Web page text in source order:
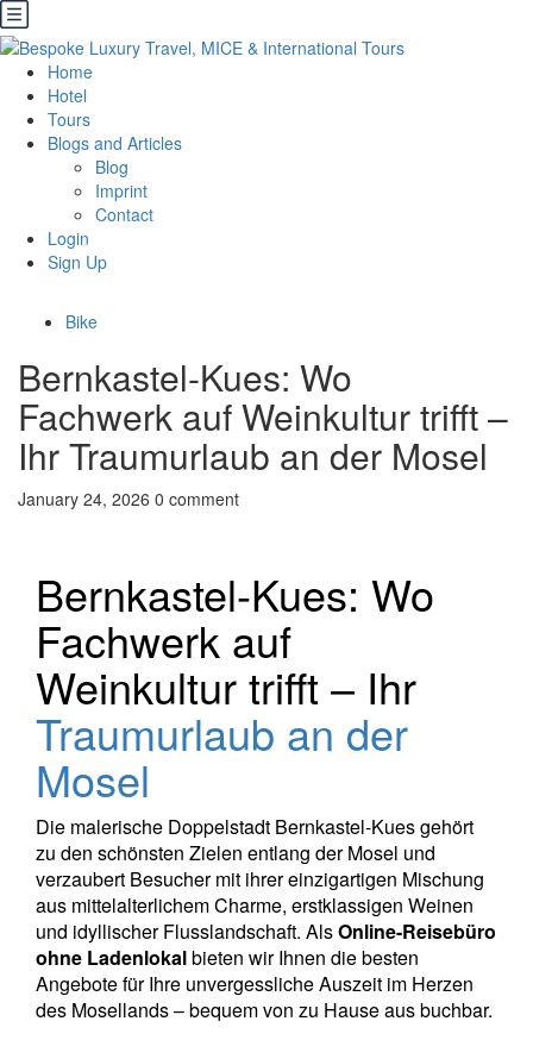
Home
Hotel
Tours
Blogs and Articles
Blog
Imprint
Contact
Login
Sign Up
Bike
Bernkastel-Kues: Wo
Fachwerk auf Weinkultur trifft –
Ihr Traumurlaub an der Mosel
January 24, 2026 0 comment
Bernkastel-Kues: Wo
Fachwerk auf
Weinkultur trifft – Ihr
Traumurlaub an der
Mosel
Die malerische Doppelstadt Bernkastel-Kues gehört
zu den schönsten Zielen entlang der Mosel und
verzaubert Besucher mit ihrer einzigartigen Mischung
aus mittelalterlichem Charme, erstklassigen Weinen
und idyllischer Flusslandschaft. AlsOnline-Reisebüro
ohne Ladenlokalbieten wir Ihnen die besten
Angebote für Ihre unvergessliche Auszeit im Herzen
des Mosellands – bequem von zu Hause aus buchbar.